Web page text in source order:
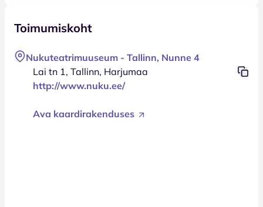
Toimumiskoht
Nukuteatrimuuseum - Tallinn, Nunne 4
Lai tn 1, Tallinn, Harjumaa
http://www.nuku.ee/
Ava kaardirakenduses